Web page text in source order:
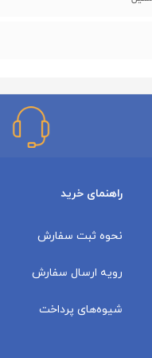
راهنمای خرید
نحوه ثبت سفارش
رویه ارسال سفارش
شیوه‌های پرداخت